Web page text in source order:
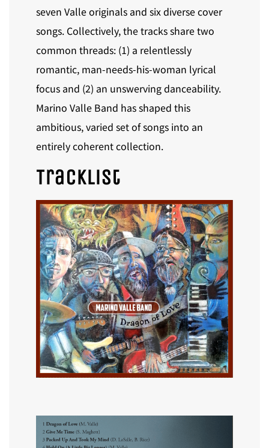
seven Valle originals and six diverse cover
songs. Collectively, the tracks share two
common threads: (1) a relentlessly
romantic, man-needs-his-woman lyrical
focus and (2) an unswerving danceability.
Marino Valle Band hasshaped this
ambitious, varied set of songs into an
entirely coherent collection.
Tracklist